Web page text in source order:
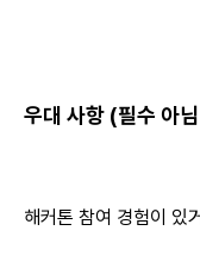
우대 사항 (필수 아
해커톤 참여 경험이 있